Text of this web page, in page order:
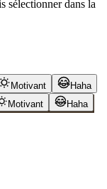
sélectionner dans la
Motivant
Haha
Motivant
Haha